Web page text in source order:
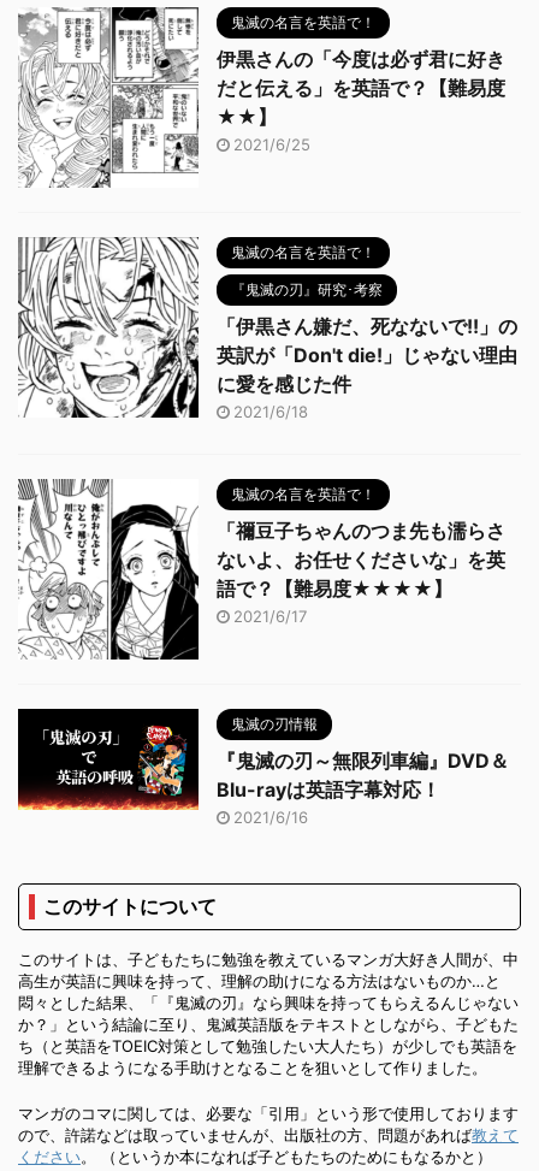
鬼滅の名言を英語で！
伊黒さんの「今度は必ず君に好き
だと伝える」を英語で？【難易度
★★】
2021/6/25
鬼滅の名言を英語で！
『鬼滅の刃』研究･考察
「伊黒さん嫌だ、死なないで!!」の
英訳が「Don't die!」じゃない理由
に愛を感じた件
2021/6/18
鬼滅の名言を英語で！
「禰豆子ちゃんのつま先も濡らさ
ないよ、お任せくださいな」を英
語で？【難易度★★★★】
2021/6/17
鬼滅の刃情報
『鬼滅の刃～無限列車編』DVD＆
Blu-rayは英語字幕対応！
2021/6/16
このサイトについて
このサイトは、子どもたちに勉強を教えているマンガ大好き人間が、中
高生が英語に興味を持って、理解の助けになる方法はないものか…と
悶々とした結果、「『鬼滅の刃』なら興味を持ってもらえるんじゃない
か？」という結論に至り、鬼滅英語版をテキストとしながら、子どもた
ち（と英語をTOEIC対策として勉強したい大人たち）が少しでも英語を
理解できるようになる手助けとなることを狙いとして作りました。
マンガのコマに関しては、必要な「引用」という形で使用しております
ので、許諾などは取っていませんが、出版社の方、問題があれば教えて
ください。 （というか本になれば子どもたちのためにもなるかと）